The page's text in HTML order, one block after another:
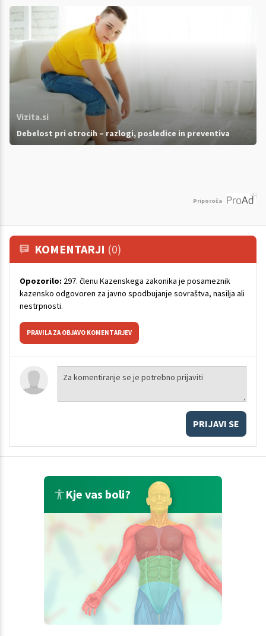
Vizita.si
Debelost pri otrocih – razlogi, posledice in preventiva
Priporoča
KOMENTARJI (0)
Opozorilo: 297. členu Kazenskega zakonika je posameznik
kazensko odgovoren za javno spodbujanje sovraštva, nasilja ali
nestrpnosti.
PRAVILA ZA OBJAVO KOMENTARJEV
PRIJAVI SE
Kje vas boli?